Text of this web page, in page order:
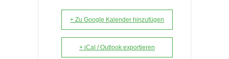
+ Zu Google Kalender hinzufügen
+ iCal / Outlook exportieren